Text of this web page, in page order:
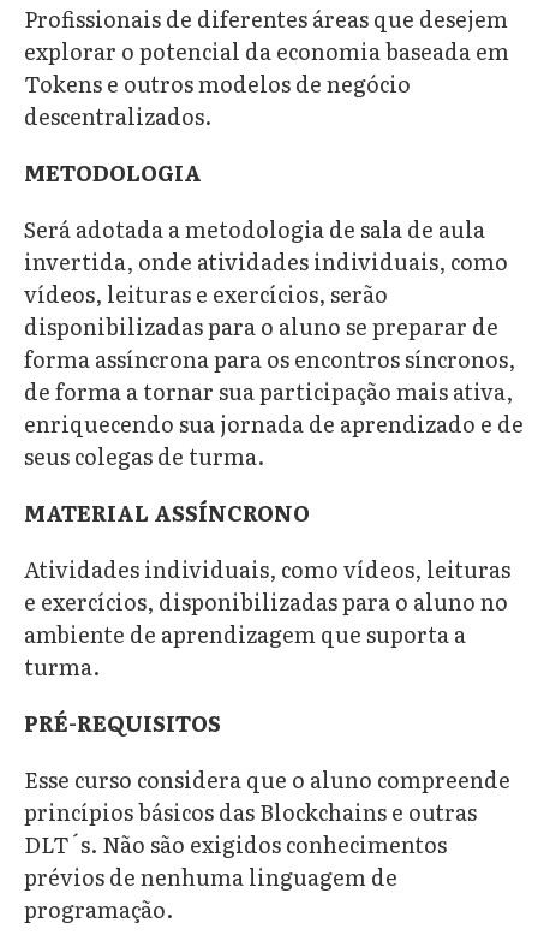
Profissionais de diferentes áreas que desejem
explorar o potencial da economia baseada em
Tokens e outros modelos de negócio
descentralizados.
METODOLOGIA
Será adotada a metodologia de sala de aula
invertida, onde atividades individuais, como
vídeos, leituras e exercícios, serão
disponibilizadas para o aluno se preparar de
forma assíncrona para os encontros síncronos,
de forma a tornar sua participação mais ativa,
enriquecendo sua jornada de aprendizado e de
seus colegas de turma.
MATERIAL ASSÍNCRONO
Atividades individuais, como vídeos, leituras
e exercícios, disponibilizadas para o aluno no
ambiente de aprendizagem que suporta a
turma.
PRÉ-REQUISITOS
Esse curso considera que o aluno compreende
princípios básicos das Blockchains e outras
DLT´s. Não são exigidos conhecimentos
prévios de nenhuma linguagem de
programação.